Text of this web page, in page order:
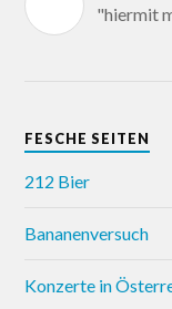
"hiermit
FESCHE SEITEN
212 Bier
Bananenversuch
Konzerte in